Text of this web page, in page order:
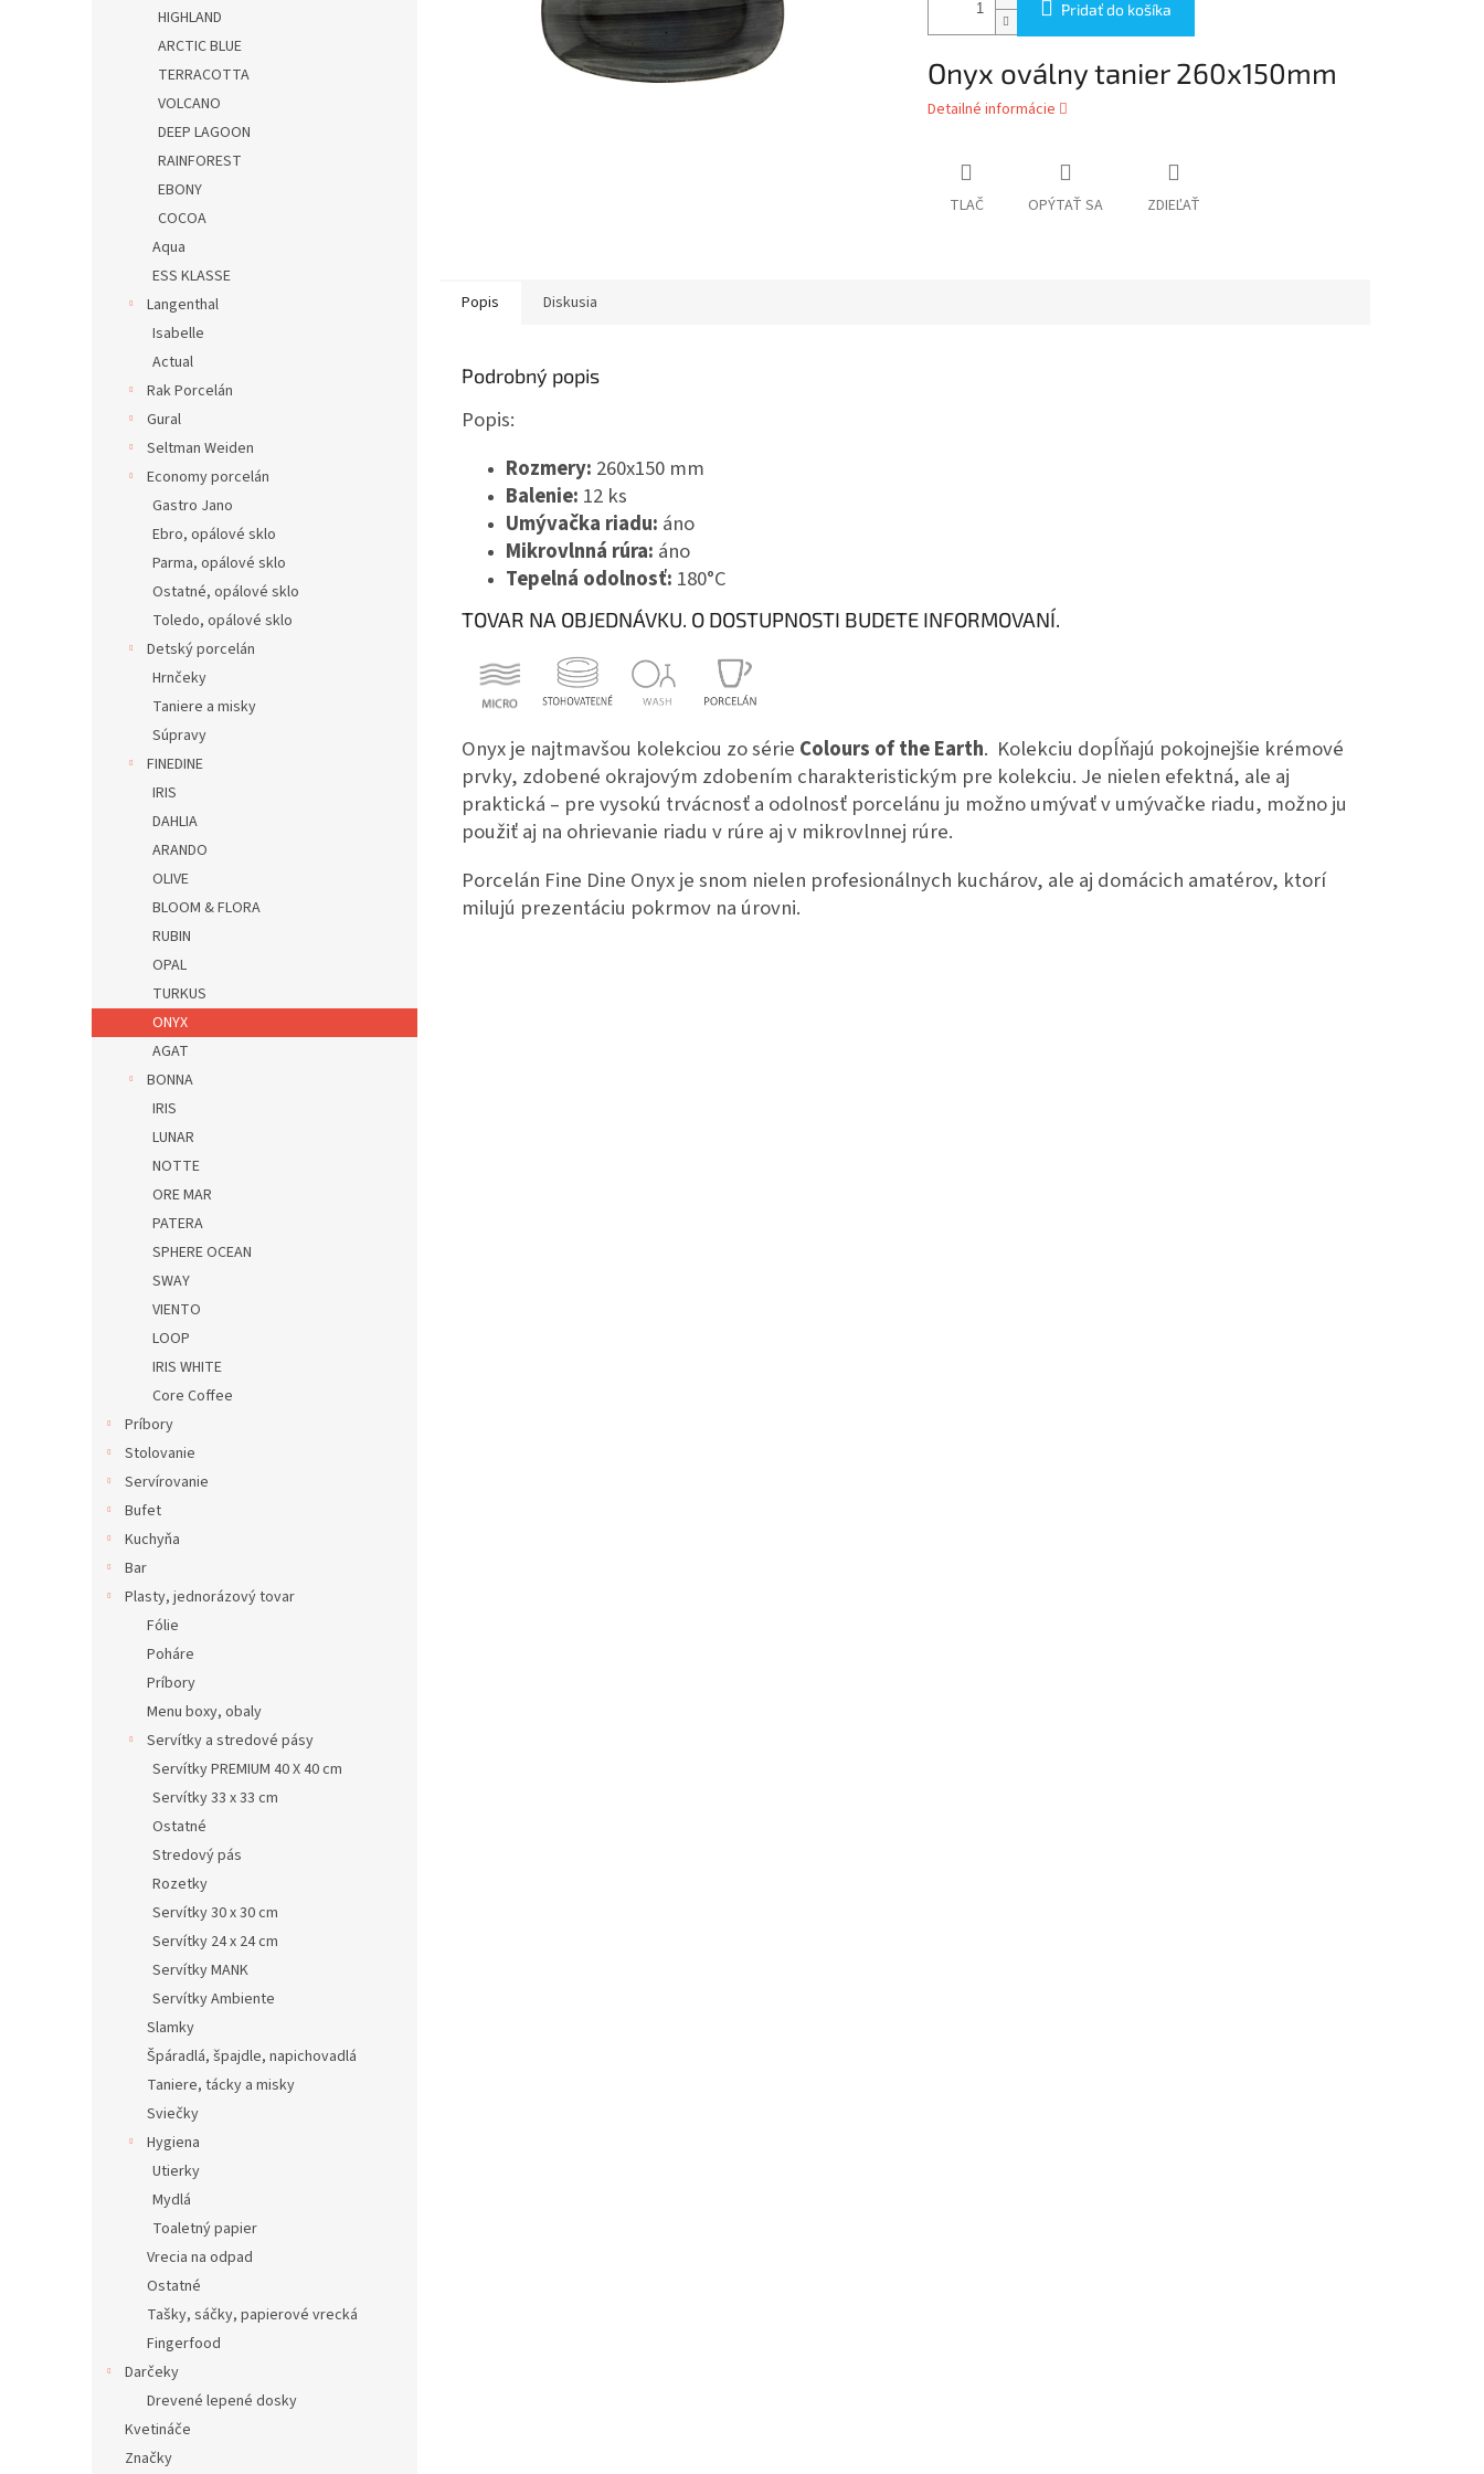
HIGHLAND
ARCTIC BLUE
TERRACOTTA
VOLCANO
DEEP LAGOON
RAINFOREST
EBONY
COCOA
Aqua
ESS KLASSE
Langenthal
Isabelle
Actual
Rak Porcelán
Gural
Seltman Weiden
Economy porcelán
Gastro Jano
Ebro, opálové sklo
Parma, opálové sklo
Ostatné, opálové sklo
Toledo, opálové sklo
Detský porcelán
Hrnčeky
Taniere a misky
Súpravy
FINEDINE
IRIS
DAHLIA
ARANDO
OLIVE
BLOOM & FLORA
RUBIN
OPAL
TURKUS
ONYX
AGAT
BONNA
IRIS
LUNAR
NOTTE
ORE MAR
PATERA
SPHERE OCEAN
SWAY
VIENTO
LOOP
IRIS WHITE
Core Coffee
Príbory
Stolovanie
Servírovanie
Bufet
Kuchyňa
Bar
Plasty, jednorázový tovar
Fólie
Poháre
Príbory
Menu boxy, obaly
Servítky a stredové pásy
Servítky PREMIUM 40 X 40 cm
Servítky 33 x 33 cm
Ostatné
Stredový pás
Rozetky
Servítky 30 x 30 cm
Servítky 24 x 24 cm
Servítky MANK
Servítky Ambiente
Slamky
Špáradlá, špajdle, napichovadlá
Taniere, tácky a misky
Sviečky
Hygiena
Utierky
Mydlá
Toaletný papier
Vrecia na odpad
Ostatné
Tašky, sáčky, papierové vrecká
Fingerfood
Darčeky
Drevené lepené dosky
Kvetináče
Značky
Pridať do košíka
Onyx oválny tanier 260x150mm
Detailné informácie
TLAČ OPÝTAŤ SA ZDIEĽAŤ
Popis Diskusia
Podrobný popis
Popis:
Rozmery: 260x150 mm
Balenie: 12 ks
Umývačka riadu: áno
Mikrovlnná rúra: áno
Tepelná odolnosť: 180°C
TOVAR NA OBJEDNÁVKU. O DOSTUPNOSTI BUDETE INFORMOVANÍ.
Onyx je najtmavšou kolekciou zo série Colours of the Earth. Kolekciu dopĺňajú pokojnejšie krémové
prvky, zdobené okrajovým zdobením charakteristickým pre kolekciu. Je nielen efektná, ale aj
praktická – pre vysokú trvácnosť a odolnosť porcelánu ju možno umývať v umývačke riadu, možno ju
použiť aj na ohrievanie riadu v rúre aj v mikrovlnnej rúre.
Porcelán Fine Dine Onyx je snom nielen profesionálnych kuchárov, ale aj domácich amatérov, ktorí
milujú prezentáciu pokrmov na úrovni.